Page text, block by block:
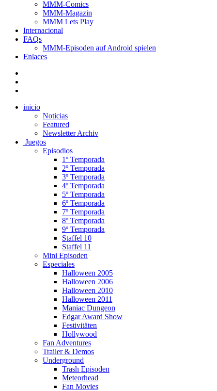
MMM-Comics
MMM-Magazin
MMM Lets Play
Internacional
FAQs
MMM-Episoden auf Android spielen
Enlaces
inicio
Noticias
Featured
Newsletter Archiv
Juegos
Episodios
1º Temporada
2º Temporada
3º Temporada
4º Temporada
5º Temporada
6º Temporada
7º Temporada
8º Temporada
9º Temporada
Staffel 10
Staffel 11
Mini Episoden
Especiales
Halloween 2005
Halloween 2006
Halloween 2010
Halloween 2011
Maniac Dungeon
Edgar Award Show
Festivitäten
Hollywood
Fan Adventures
Trailer & Demos
Underground
Trash Episoden
Meteorhead
Fan Movies